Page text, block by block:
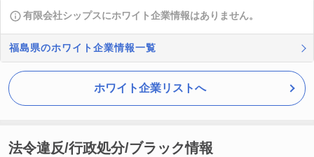
有限会社シップスにホワイト企業情報はありません。
福島県のホワイト企業情報一覧
ホワイト企業リストへ
法令違反/行政処分/ブラック情報